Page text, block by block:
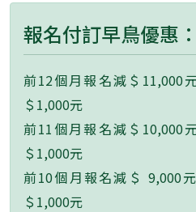
報名付訂早鳥優惠：
前12個月報名減＄11,000
＄1,000元
前11個月報名減＄10,000
＄1,000元
前10個月報名減＄ 9,000
＄1,000元